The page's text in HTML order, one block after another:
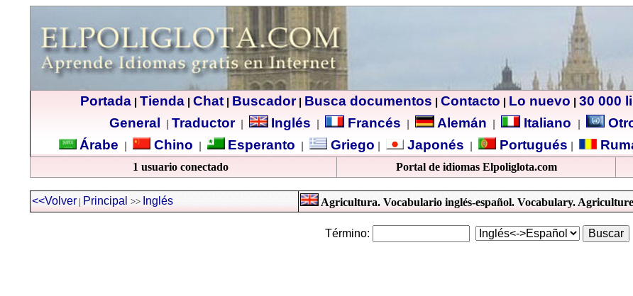
Portada| Tienda| Chat| Buscador| Busca documentos Contacto Lo nuevo 30 000
General
Traductor| Inglés Francés Alemán Italiano
Árabe
Chino Esperanto Griego Japonés Portugués
1 usuario conectado Portal de idiomas Elpoliglota.com
<<Volver | Principal >> Inglés Agricultura. Vocabulario inglés-español. Vocabulary. Agriculture
Término: